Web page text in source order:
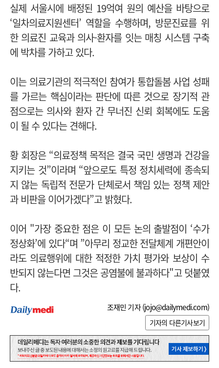
실제 서울시에 배정된 19억여 원의 예산을 바탕으로
‘일차의료지원센터’ 역할을 수행하며, 방문진료를 위
한 의료진 교육과 의사-환자를 잇는 매칭 시스템 구축
에 박차를 가하고 있다.
이는 의료기관의 적극적인 참여가 통합돌봄 사업 성패
를 가르는 핵심이라는 판단에 따른 것으로 장기적 관
점으로는 의사와 환자 간 무너진 신뢰 회복에도 도움
이 될 수 있다는 견해다.
황 회장은 “의료정책 목적은 결국 국민 생명과 건강을
지키는 것”이라며 “앞으로도 특정 정치세력에 종속되
지 않는 독립적 전문가 단체로서 책임 있는 정책 제안
과 비판을 이어가겠다”고 밝혔다.
이어 "가장 중요한 점은 이 모든 논의 출발점이 ‘수가
정상화’에 있다“며 ”아무리 정교한 전달체계 개편안이
라도 의료행위에 대한 적정한 가치 평가와 보상이 수
반되지 않는다면 그것은 공염불에 불과하다"고 덧붙였
다.
조재민 기자 (jojo@dailymedi.com)
기자의 다른기사보기